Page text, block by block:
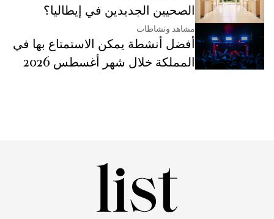
الصحيين الجديدين في إيطاليا؟
مشاهد ونشاطات
أفضل أنشطة يمكن الاستمتاع بها في
المملكة خلال شهر أغسطس 2026